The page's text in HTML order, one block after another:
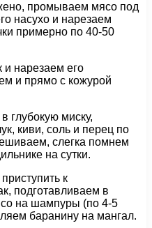
промываем мясо под
насухо и нарезаем
примерно по 40-50
и нарезаем его
и прямо с кожурой
глубокую миску,
киви, соль и перец по
слегка помнем
на сутки.
к
подготавливаем в
на шампуры (по 4-5
баранину на мангал.